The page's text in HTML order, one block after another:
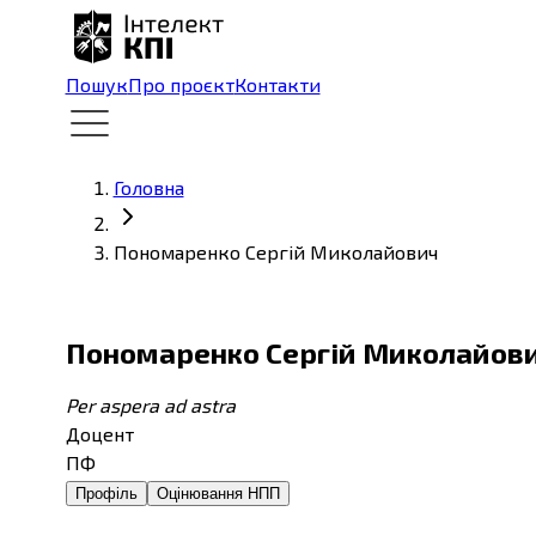
ПошукПро проєктКонтакти
Головна
Пономаренко Сергій Миколайович
Пономаренко Сергій
Per aspera ad astra
Доцент
ПФ
Профіль Оцінювання НПП